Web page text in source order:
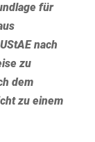
für
nach
zu
dem
zu einem